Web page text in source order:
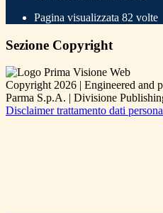
Pagina visualizzata 82 volte
Sezione Copyright
Copyright 2026 | Engineered and
Parma S.p.A. | Divisione
Disclaimer trattamento dati